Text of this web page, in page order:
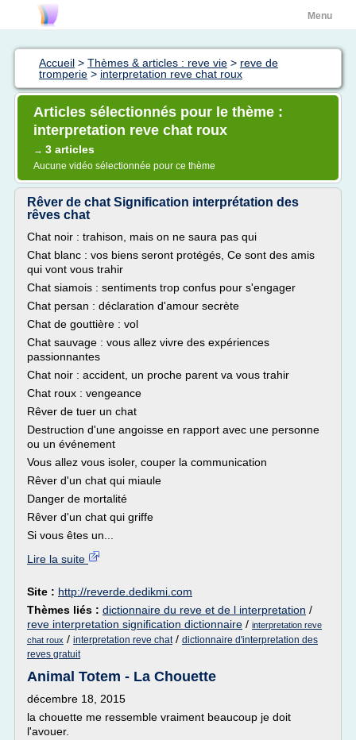
Menu
Accueil > Thèmes & articles : reve vie > reve de
tromperie > interpretation reve chat roux
Articles sélectionnés pour le thème :
interpretation reve chat roux
→ 3 articles
Aucune vidéo sélectionnée pour ce thème
Rêver de chat Signification interprétation des
rêves chat
Chat noir : trahison, mais on ne saura pas qui
Chat blanc : vos biens seront protégés, Ce sont des amis
qui vont vous trahir
Chat siamois : sentiments trop confus pour s'engager
Chat persan : déclaration d'amour secrète
Chat de gouttière : vol
Chat sauvage : vous allez vivre des expériences
passionnantes
Chat noir : accident, un proche parent va vous trahir
Chat roux : vengeance
Rêver de tuer un chat
Destruction d'une angoisse en rapport avec une personne
ou un événement
Vous allez vous isoler, couper la communication
Rêver d'un chat qui miaule
Danger de mortalité
Rêver d'un chat qui griffe
Si vous êtes un...
Lire la suite
Site : http://reverde.dedikmi.com
Thèmes liés : dictionnaire du reve et de l interpretation /
reve interpretation signification dictionnaire / interpretation reve
chat roux / interpretation reve chat/ dictionnaire d'interpretation des
reves gratuit
Animal Totem - La Chouette
décembre 18, 2015
la chouette me ressemble vraiment beaucoup je doit
l'avouer.